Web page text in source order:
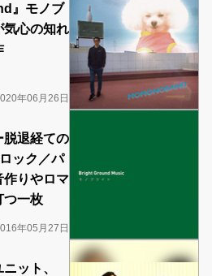
』モノブ
気心の知れ
年06月26日
脱退経ての
ック／パ
作りやロマ
つ一枚
年05月27日
ット、